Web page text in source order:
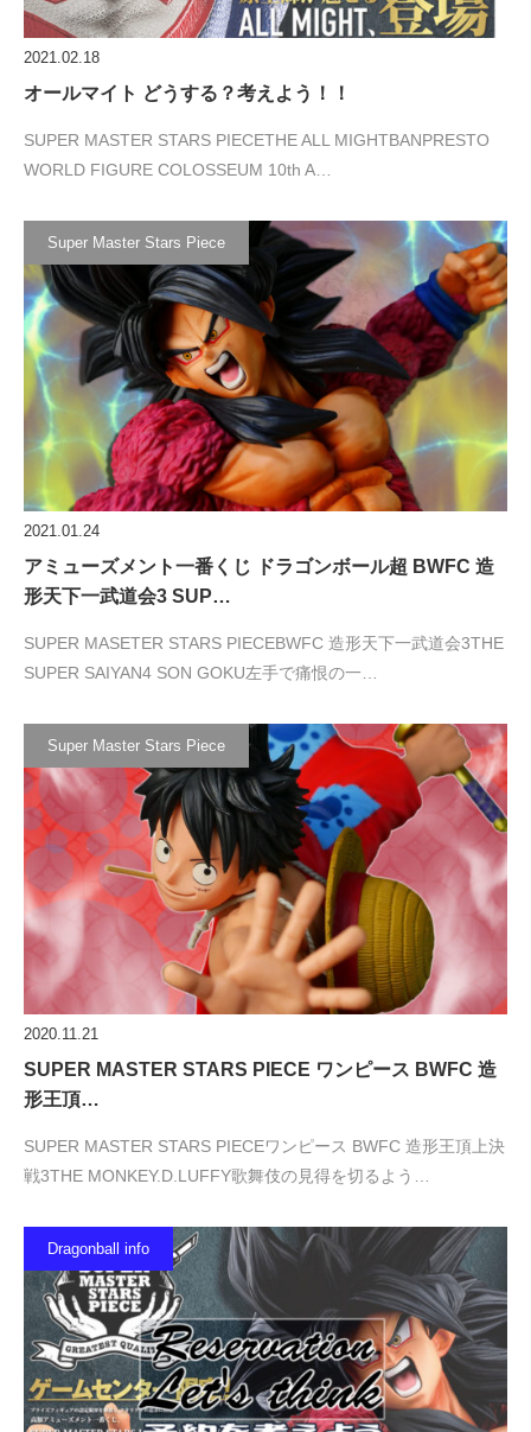
2021.02.18
オールマイト どうする？考えよう！！
SUPER MASTER STARS PIECETHE ALL MIGHTBANPRESTO
WORLD FIGURE COLOSSEUM 10th A…
Super Master Stars Piece
2021.01.24
アミューズメント一番くじ ドラゴンボール超 BWFC 造
形天下一武道会3 SUP…
SUPER MASETER STARS PIECEBWFC 造形天下一武道会3THE
SUPER SAIYAN4 SON GOKU左手で痛恨の一…
Super Master Stars Piece
2020.11.21
SUPER MASTER STARS PIECE ワンピース BWFC 造
形王頂…
SUPER MASTER STARS PIECEワンピース BWFC 造形王頂上決
戦3THE MONKEY.D.LUFFY歌舞伎の見得を切るよう…
Dragonball info